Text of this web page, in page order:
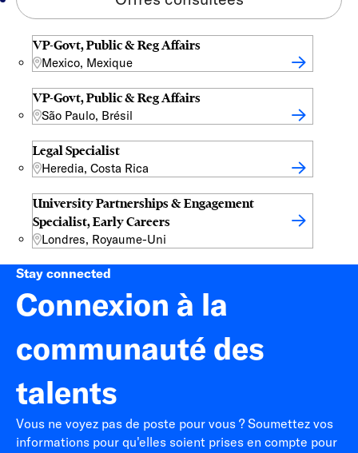
VP-Govt, Public & Reg Affairs
Mexico, Mexique
VP-Govt, Public & Reg Affairs
São Paulo, Brésil
Legal Specialist
Heredia, Costa Rica
University Partnerships & Engagement
Specialist, Early Careers
Londres, Royaume-Uni
Stay connected
Connexion à la
communauté des
talents
Vous ne voyez pas de poste pour vous ? Soumettez vos
informations pour qu'elles soient prises en compte pour